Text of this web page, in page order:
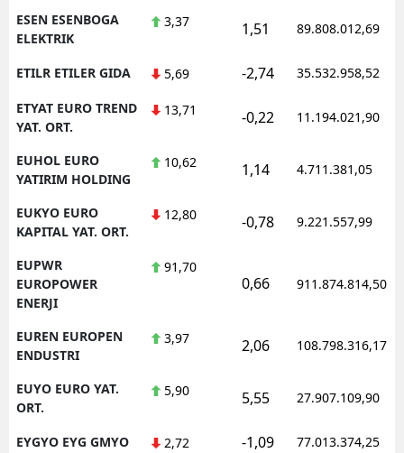
ESEN ESENBOGA
ELEKTRIK
3,37 1,51 89.808.012,69
ETILR ETILER GIDA 5,69 -2,74 35.532.958,52
ETYAT EURO TREND
YAT. ORT.
13,71 -0,22 11.194.021,90
EUHOL EURO
YATIRIM HOLDING
10,62 1,14 4.711.381,05
EUKYO EURO
KAPITAL YAT. ORT.
12,80 -0,78 9.221.557,99
EUPWR
EUROPOWER
ENERJI
91,70
0,66 911.874.814,50
EUREN EUROPEN
ENDUSTRI
3,97 2,06 108.798.316,17
EUYO EURO YAT.
ORT.
5,90 5,55 27.907.109,90
EYGYO EYG GMYO 2,72 -1,09 77.013.374,25